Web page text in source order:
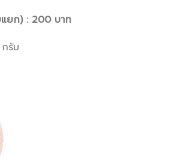
แยก) : 200 บาท
รัม